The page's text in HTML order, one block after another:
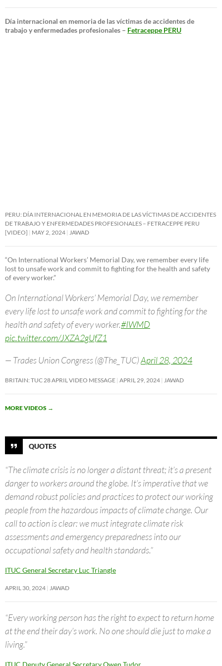
Día internacional en memoria de las víctimas de accidentes de
trabajo y enfermedades profesionales – Fetraceppe PERU
PERU: DÍA INTERNACIONAL EN MEMORIA DE LAS VÍCTIMAS DE ACCIDENTES
DE TRABAJO Y ENFERMEDADES PROFESIONALES – FETRACEPPE PERU
[VIDEO]
MAY 2, 2024 JAWAD
“On International Workers’ Memorial Day, we remember every life
lost to unsafe work and commit to fighting for the health and safety
of every worker.”
On International Workers’ Memorial Day, we remember
every life lost to unsafe work and commit to fighting for the
health and safety of every worker.#IWMD
pic.twitter.com/JXZA2gUfZ1
— Trades Union Congress (@The_TUC)April 28, 2024
BRITAIN: TUC 28 APRIL VIDEO MESSAGE APRIL 29, 2024 JAWAD
MORE VIDEOS →
QUOTES
“The climate crisis is no longer a distant threat; it’s a present
danger to workers around the globe. It’s imperative that we
demand robust policies and practices to protect our working
people from the hazardous impacts of climate change. Our
call to action is clear: we must integrate climate risk
assessments and emergency preparedness into our
occupational safety and health standards.”
ITUC General Secretary Luc Triangle
APRIL 30, 2024 JAWAD
“Every working person has the right to expect to return home
at the end their day’s work. No one should die just to make a
living.”
ITUC Deputy General Secretary Owen Tudor.